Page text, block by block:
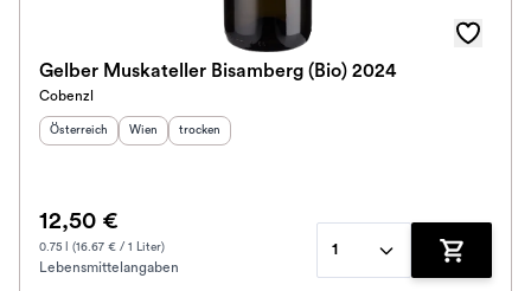
Gelber Muskateller Bisamberg (Bio) 2024
Cobenzl
Herkunftsland
Österreich Herkunftsregion:
Wien Geschmack
trocken
12,50 €
0.75 l (16.67 € / 1 Liter)
Lebensmittelangaben
1
Zum